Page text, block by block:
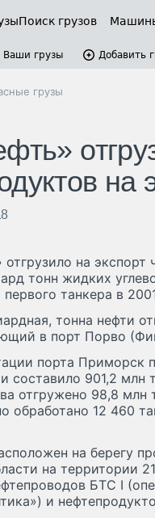
Поиск грузов
Ваши грузы Добавить
грузы
на
отгрузило на
тонн жидких
танкера в
тонна нефти
в порт Порво
порта Приморск
составило 901,2 млн
отгружено 98,8 млн
обработано 12 460
на берегу
на территории
БТС I
и